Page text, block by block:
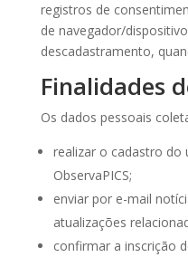
registros de
de navegador/
descadastramento,
Finalidades
Os dados pessoais
realizar o cadastro do
ObservaPICS;
enviar por e-mail
atualizações
confirmar a inscrição